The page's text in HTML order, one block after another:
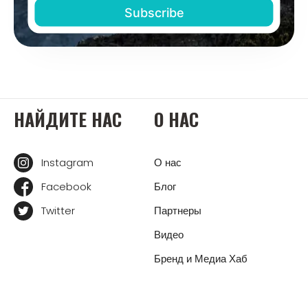
НАЙДИТЕ НАС
Instagram
Facebook
Twitter
О НАС
О нас
Блог
Партнеры
Видео
Бренд и Медиа Хаб